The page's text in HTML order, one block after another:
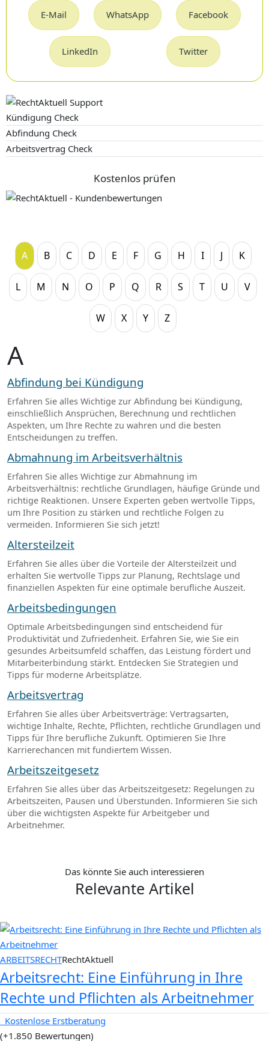
E-Mail WhatsApp Facebook
LinkedIn Twitter
Kündigung Check
Abfindung Check
Arbeitsvertrag Check
Kostenlos prüfen
A B C D E F G H I J K
L M N O P Q R S T U V
W X Y Z
A
Abfindung bei Kündigung
Erfahren Sie alles Wichtige zur Abfindung bei Kündigung,
einschließlich Ansprüchen, Berechnung und rechtlichen
Aspekten, um Ihre Rechte zu wahren und die besten
Entscheidungen zu treffen.
Abmahnung im Arbeitsverhältnis
Erfahren Sie alles Wichtige zur Abmahnung im
Arbeitsverhältnis: rechtliche Grundlagen, häufige Gründe und
richtige Reaktionen. Unsere Experten geben wertvolle Tipps,
um Ihre Position zu stärken und rechtliche Folgen zu
vermeiden. Informieren Sie sich jetzt!
Altersteilzeit
Erfahren Sie alles über die Vorteile der Altersteilzeit und
erhalten Sie wertvolle Tipps zur Planung, Rechtslage und
finanziellen Aspekten für eine optimale berufliche Auszeit.
Arbeitsbedingungen
Optimale Arbeitsbedingungen sind entscheidend für
Produktivität und Zufriedenheit. Erfahren Sie, wie Sie ein
gesundes Arbeitsumfeld schaffen, das Leistung fördert und
Mitarbeiterbindung stärkt. Entdecken Sie Strategien und
Tipps für moderne Arbeitsplätze.
Arbeitsvertrag
Erfahren Sie alles über Arbeitsverträge: Vertragsarten,
wichtige Inhalte, Rechte, Pflichten, rechtliche Grundlagen und
Tipps für Ihre berufliche Zukunft. Optimieren Sie Ihre
Karrierechancen mit fundiertem Wissen.
Arbeitszeitgesetz
Erfahren Sie alles über das Arbeitszeitgesetz: Regelungen zu
Arbeitszeiten, Pausen und Überstunden. Informieren Sie sich
über die wichtigsten Aspekte für Arbeitgeber und
Arbeitnehmer.
Das könnte Sie auch interessieren
Relevante Artikel
ARBEITSRECHTRechtAktuell
Arbeitsrecht: Eine Einführung in Ihre
Rechte und Pflichten als Arbeitnehmer
Kostenlose Erstberatung
(+1.850 Bewertungen)